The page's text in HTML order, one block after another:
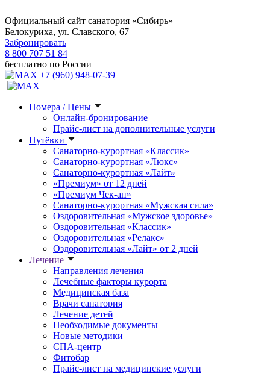
Официальный сайт санатория «Сибирь»
Белокуриха, ул. Славского, 67
Забронировать
8 800 707 51 84
бесплатно по России
+7 (960) 948-07-39
Номера / Цены
Онлайн-бронирование
Прайс-лист на дополнительные услуги
Путёвки
Санаторно-курортная «Классик»
Санаторно-курортная «Люкс»
Санаторно-курортная «Лайт»
«Премиум» от 12 дней
«Премиум Чек-ап»
Санаторно-курортная «Мужская сила»
Оздоровительная «Мужское здоровье»
Оздоровительная «Классик»
Оздоровительная «Релакс»
Оздоровительная «Лайт» от 2 дней
Лечение
Направления лечения
Лечебные факторы курорта
Медицинская база
Врачи санатория
Лечение детей
Необходимые документы
Новые методики
СПА-центр
Фитобар
Прайс-лист на медицинские услуги